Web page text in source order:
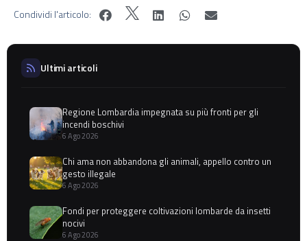
Condividi l'articolo:
Ultimi articoli
Regione Lombardia impegnata su più fronti per gli
incendi boschivi
6 Ago 2026
Chi ama non abbandona gli animali, appello contro un
gesto illegale
6 Ago 2026
Fondi per proteggere coltivazioni lombarde da insetti
nocivi
6 Ago 2026